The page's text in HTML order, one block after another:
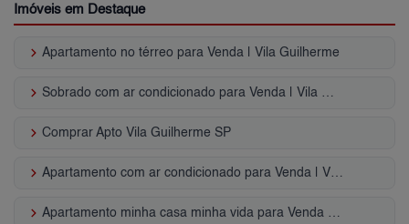
Imóveis em Destaque
keyboard_arrow_right Apartamento no térreo para Venda | Vila Guilherme
keyboard_arrow_right Sobrado com ar condicionado para Venda | Vila Guilherme
keyboard_arrow_right Comprar Apto Vila Guilherme SP
keyboard_arrow_right Apartamento com ar condicionado para Venda | Vila Guilherme
keyboard_arrow_right Apartamento minha casa minha vida para Venda | Vila Guilherme